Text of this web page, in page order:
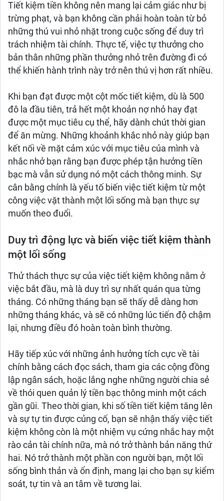
Tiết kiệm tiền không nên mang lại cảm giác như bị
trừng phạt, và bạn không cần phải hoàn toàn từ bỏ
những thú vui nhỏ nhặt trong cuộc sống để duy trì
trách nhiệm tài chính. Thực tế, việc tự thưởng cho
bản thân những phần thưởng nhỏ trên đường đi có
thể khiến hành trình này trở nên thú vị hơn rất nhiều.
Khi bạn đạt được một cột mốc tiết kiệm, dù là 500
đô la đầu tiên, trả hết một khoản nợ nhỏ hay đạt
được một mục tiêu cụ thể, hãy dành chút thời gian
để ăn mừng. Những khoảnh khắc nhỏ này giúp bạn
kết nối về mặt cảm xúc với mục tiêu của mình và
nhắc nhở bạn rằng bạn được phép tận hưởng tiền
bạc mà vẫn sử dụng nó một cách thông minh. Sự
cân bằng chính là yếu tố biến việc tiết kiệm từ một
công việc vặt thành một lối sống mà bạn thực sự
muốn theo đuổi.
Duy trì động lực và biến việc tiết kiệm thành
một lối sống
Thử thách thực sự của việc tiết kiệm không nằm ở
việc bắt đầu, mà là duy trì sự nhất quán qua từng
tháng. Có những tháng bạn sẽ thấy dễ dàng hơn
những tháng khác, và sẽ có những lúc tiến độ chậm
lại, nhưng điều đó hoàn toàn bình thường.
Hãy tiếp xúc với những ảnh hưởng tích cực về tài
chính bằng cách đọc sách, tham gia các cộng đồng
lập ngân sách, hoặc lắng nghe những người chia sẻ
về thói quen quản lý tiền bạc thông minh một cách
gần gũi. Theo thời gian, khi số tiền tiết kiệm tăng lên
và sự tự tin được củng cố, bạn sẽ nhận thấy việc tiết
kiệm không còn là một nhiệm vụ cứng nhắc hay một
rào cản tài chính nữa, mà nó trở thành bản năng thứ
hai. Nó trở thành một phần con người bạn, một lối
sống bình thản và ổn định, mang lại cho bạn sự kiểm
soát, tự tin và an tâm về tương lai.